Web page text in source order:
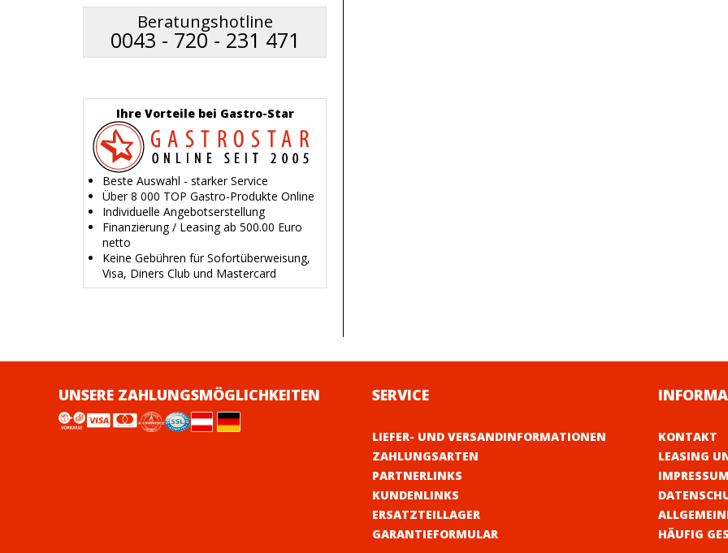
Beratungshotline
0043 - 720 - 231 471
Ihre Vorteile bei Gastro-Star
Beste Auswahl - starker Service
Über 8 000 TOP Gastro-Produkte Online
Individuelle Angebotserstellung
Finanzierung / Leasing ab 500.00 Euro
netto
Keine Gebühren für Sofortüberweisung,
Visa, Diners Club und Mastercard
UNSERE ZAHLUNGSMÖGLICHKEITEN SERVICE
LIEFER- UND VERSANDINFORMATIONEN
ZAHLUNGSARTEN
PARTNERLINKS
KUNDENLINKS
ERSATZTEILLAGER
GARANTIEFORMULAR
KONTAKT
LEASING
HÄUFIG